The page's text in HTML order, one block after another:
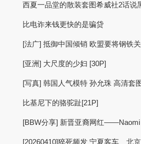
西夏一品堂的散装套图希威社2话说
比电诈来钱更快的是骗贷
[法广] 抵御中国倾销 欧盟要将钢铁
[亚洲] 大尺度的少妇 [30P]
[写真] 韩国人气模特 孙允珠 高清套
比基尼下的骆驼趾[21P]
[BBW分享] 新晋亚裔网红——Naomi
[20260410]猝死频发 宁夏客车、北